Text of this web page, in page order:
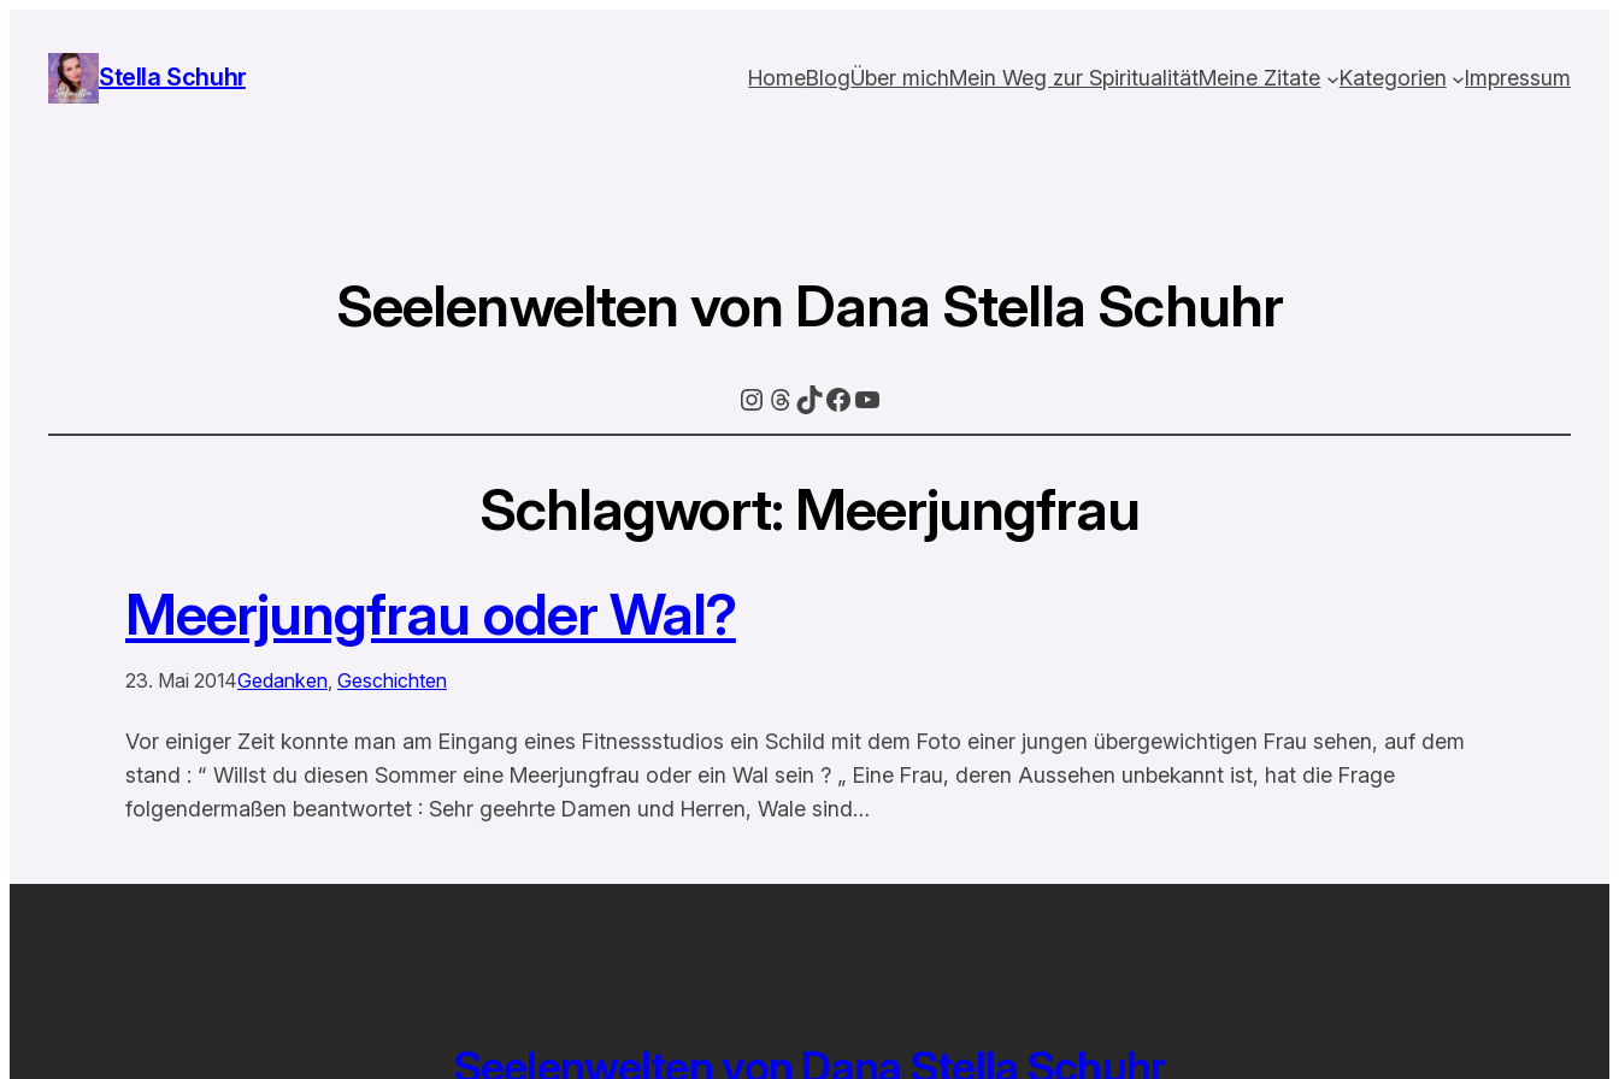
Stella Schuhr HomeBlogÜber michMein Weg zur SpiritualitätMeine Zitate Kategorien Impressum
Seelenwelten von Dana Stella Schuhr
Instagram
Threads
TikTok
Facebook
YouTube
Schlagwort: Meerjungfrau
Meerjungfrau oder Wal?
23. Mai 2014Gedanken Geschichten
Vor einiger Zeit konnte man am Eingang eines Fitnessstudios ein Schild mit dem Foto einer jungen übergewichtigen Frau sehen, auf dem
stand : “ Willst du diesen Sommer eine Meerjungfrau oder ein Wal sein ? „ Eine Frau, deren Aussehen unbekannt ist, hat die Frage
folgendermaßen beantwortet : Sehr geehrte Damen und Herren, Wale sind…
Seelenwelten von Dana Stella Schuhr